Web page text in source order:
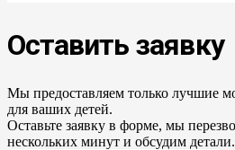
Оставить заявку
Мы предоставляем только лучшие
для ваших детей.
Оставьте заявку в форме, мы
нескольких минут и обсудим детали.